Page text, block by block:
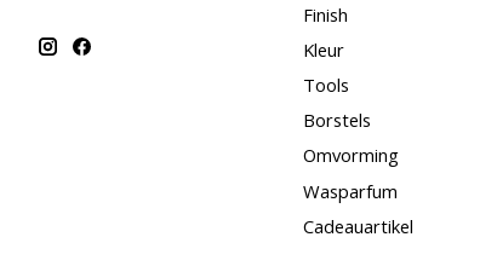
Finish
Kleur
Tools
Borstels
Omvorming
Wasparfum
Cadeauartikel